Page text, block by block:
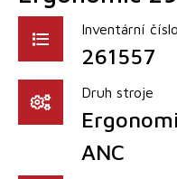
Inventární číslo
261557
Druh stroje
ANC